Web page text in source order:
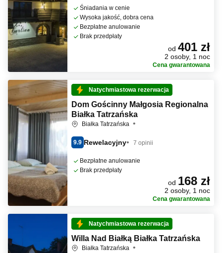
Śniadania w cenie
Wysoka jakość, dobra cena
Bezpłatne anulowanie
Brak przedpłaty
od 401 zł
2 osoby, 1 noc
Cena gwarantowana
Natychmiastowa rezerwacja
Dom Gościnny Małgosia Regionalna
Białka Tatrzańska
Białka Tatrzańska
9.9 Rewelacyjny 7 opinii
Bezpłatne anulowanie
Brak przedpłaty
od 168 zł
2 osoby, 1 noc
Cena gwarantowana
Natychmiastowa rezerwacja
Willa Nad Białką Białka Tatrzańska
Białka Tatrzańska